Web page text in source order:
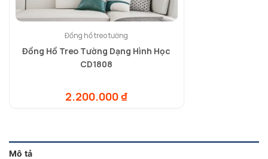
Đồng hồ treo tường
Đồng Hồ Treo Tường Dạng Hình Học
CD1808
2.200.000₫
Mô tả